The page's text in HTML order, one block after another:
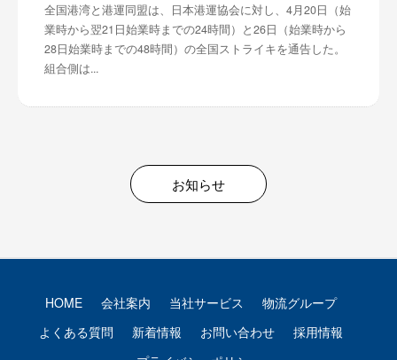
全国港湾と港運同盟は、日本港運協会に対し、4月20日（始
業時から翌21日始業時までの24時間）と26日（始業時から
28日始業時までの48時間）の全国ストライキを通告した。
組合側は...
お知らせ
HOME 会社案内 当社サービス
物流グループ
よくある質問
新着情報 お問い合わせ
採用情報